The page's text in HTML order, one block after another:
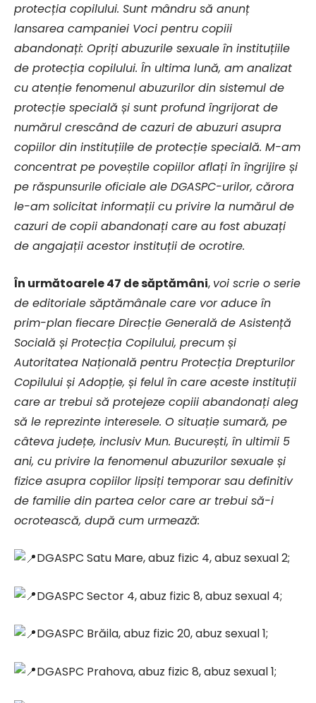
protecția copilului. Sunt mândru să anunț
lansarea campaniei Voci pentru copiii
abandonați: Opriți abuzurile sexuale în instituțiile
de protecția copilului. În ultima lună, am analizat
cu atenție fenomenul abuzurilor din sistemul de
protecție specială și sunt profund îngrijorat de
numărul crescând de cazuri de abuzuri asupra
copiilor din instituțiile de protecție specială. M-am
concentrat pe poveștile copiilor aflați în îngrijire și
pe răspunsurile oficiale ale DGASPC-urilor, cărora
le-am solicitat informații cu privire la numărul de
cazuri de copii abandonați care au fost abuzați
de angajații acestor instituții de ocrotire.
În următoarele 47 de săptămâni, voi scrie o serie
de editoriale săptămânale care vor aduce în
prim-plan fiecare Direcție Generală de Asistență
Socială și Protecția Copilului, precum și
Autoritatea Națională pentru Protecția Drepturilor
Copilului și Adopție, și felul în care aceste instituții
care ar trebui să protejeze copiii abandonați aleg
să le reprezinte interesele. O situație sumară, pe
câteva județe, inclusiv Mun. București, în ultimii 5
ani, cu privire la fenomenul abuzurilor sexuale și
fizice asupra copiilor lipsiți temporar sau definitiv
de familie din partea celor care ar trebui să-i
ocrotească, după cum urmează:
DGASPC Satu Mare, abuz fizic 4, abuz sexual 2;
DGASPC Sector 4, abuz fizic 8, abuz sexual 4;
DGASPC Brăila, abuz fizic 20, abuz sexual 1;
DGASPC Prahova, abuz fizic 8, abuz sexual 1;